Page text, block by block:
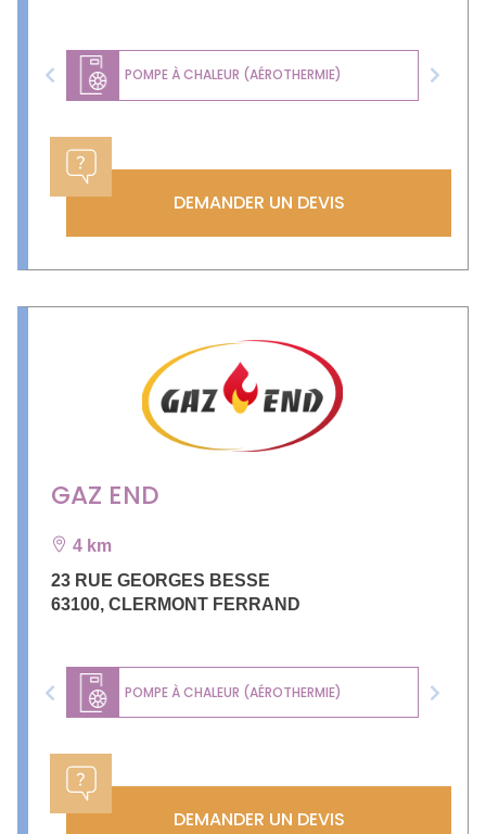
POMPE À CHALEUR (AÉROTHERMIE)
Previous Next
DEMANDER UN DEVIS
GAZ END
4 km
23 RUE GEORGES BESSE
63100, CLERMONT FERRAND
POMPE À CHALEUR (AÉROTHERMIE)
Previous Next
DEMANDER UN DEVIS